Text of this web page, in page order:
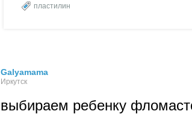
пластилин
Galyamama
Иркутск
выбираем ребенку